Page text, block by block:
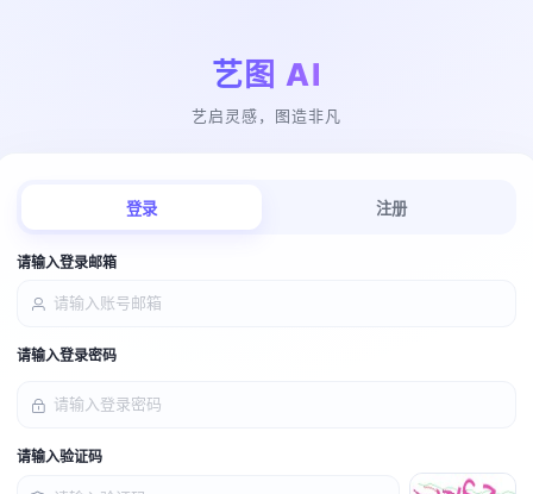
艺图 AI
艺启灵感，图造非凡
登录 注册
请输入登录邮箱
请输入登录密码
请输入验证码